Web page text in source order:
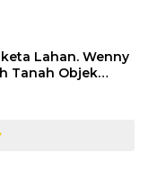
Lahan. Wenny
Tanah Objek